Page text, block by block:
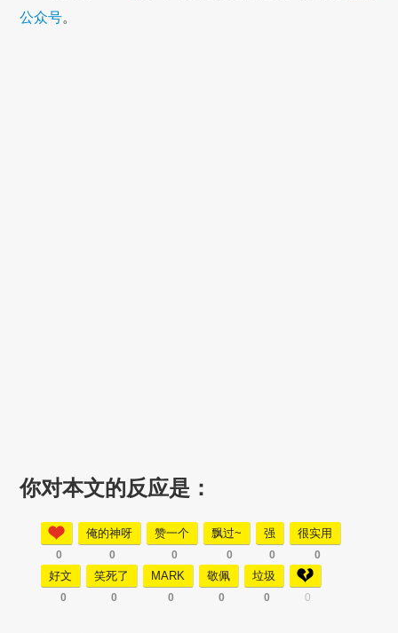
公众号。
你对本文的反应是：
0
俺的神呀
0
赞一个
0
飘过~
0
强
0
很实用
0
好文
0
笑死了
0
MARK
0
敬佩
0
垃圾
0 0